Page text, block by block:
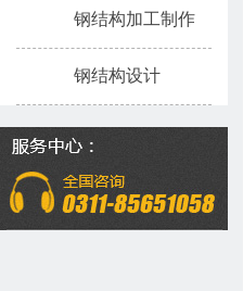
钢结构加工制作
钢结构设计